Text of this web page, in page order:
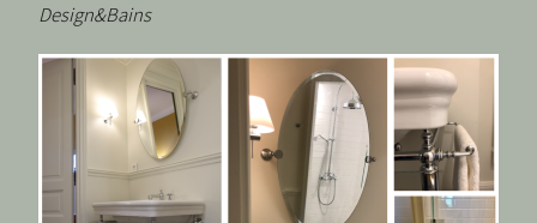
Design&Bains